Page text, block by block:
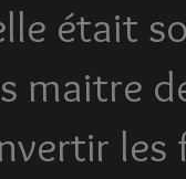
était
maitre
les